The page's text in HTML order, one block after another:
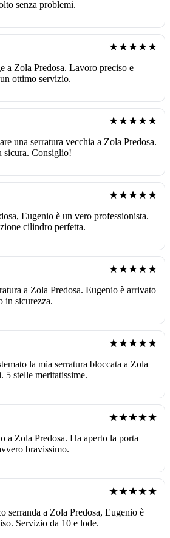
senza problemi.
★★★★★
a Zola Predosa. Lavoro preciso e
ottimo servizio.
★★★★★
una serratura vecchia a Zola Predosa.
sicura. Consiglio!
★★★★★
Eugenio è un vero professionista.
cilindro perfetta.
★★★★★
a Zola Predosa. Eugenio è arrivato
in sicurezza.
★★★★★
la mia serratura bloccata a Zola
5 stelle meritatissime.
★★★★★
a Zola Predosa. Ha aperto la porta
bravissimo.
★★★★★
serranda a Zola Predosa, Eugenio è
Servizio da 10 e lode.